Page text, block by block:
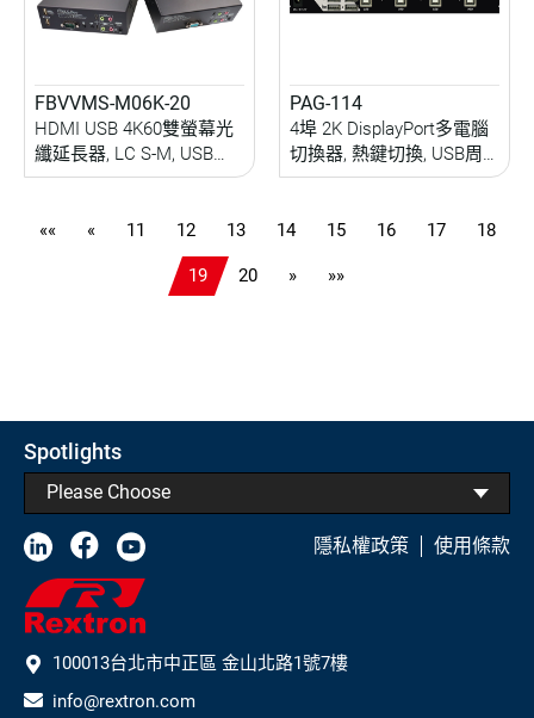
FBVVMS-M06K-20
HDMI USB 4K60雙螢幕光
纖延長器, LC S-M, USB
2.0, 雙PC雙控制端, 雙向音
合分離
PAG-114
4埠 2K DisplayPort多電腦
切換器, 熱鍵切換, USB周
邊分享
«« « 11 12 13 14 15 16 17 18
19 20 » »»
Spotlights
Please Choose
隱私權政策 使用條款
100013台北市中正區 金山北路1號7樓
info@rextron.com